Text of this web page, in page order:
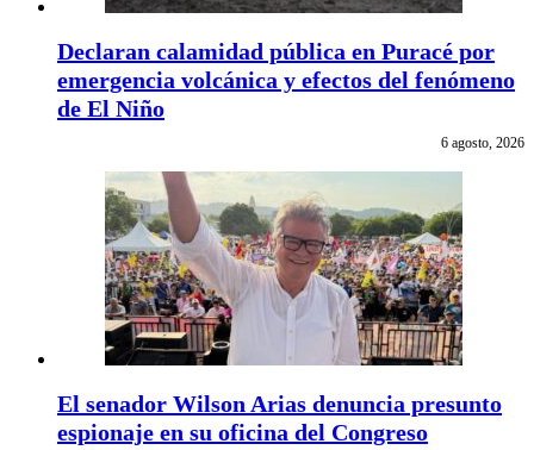
Declaran calamidad pública en Puracé por
emergencia volcánica y efectos del fenómeno
de El Niño
6 agosto, 2026
El senador Wilson Arias denuncia presunto
espionaje en su oficina del Congreso